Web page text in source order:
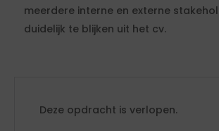
meerdere interne en externe
duidelijk te blijken uit het cv.
Deze opdracht is verlopen.